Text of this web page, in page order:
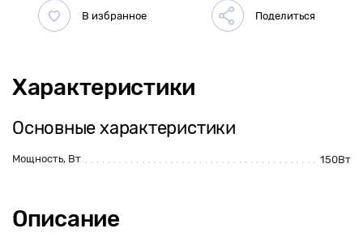
Характеристики
Основные характеристики
Мощность, Вт 150Вт
Описание